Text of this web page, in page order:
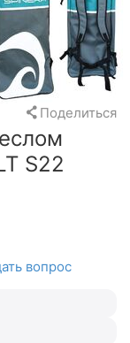
Поделиться
S22
вопрос